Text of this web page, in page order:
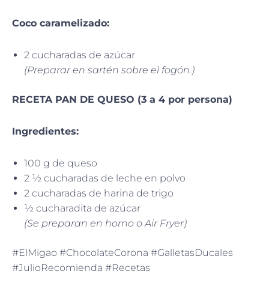
Coco caramelizado:
2 cucharadas de azúcar
(Preparar en sartén sobre el fogón.)
RECETA PAN DE QUESO (3 a 4 por persona)
Ingredientes:
100 g de queso
2 ½ cucharadas de leche en polvo
2 cucharadas de harina de trigo
½ cucharadita de azúcar
(Se preparan en horno o Air Fryer)
#ElMigao #ChocolateCorona #GalletasDucales
#JulioRecomienda #Recetas